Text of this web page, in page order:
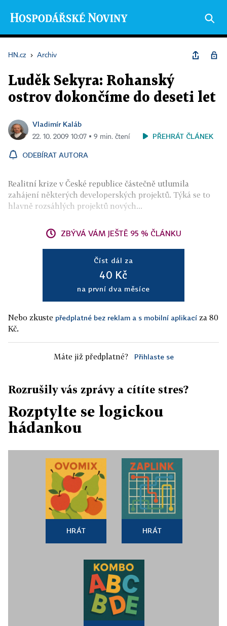
HN.cz › Archiv
Luděk Sekyra: Rohanský
ostrov dokončíme do deseti let
Vladimír Kaláb
22. 10. 2009 10:07 ▪ 9 min. čtení PŘEHRÁT ČLÁNEK
ODEBÍRAT AUTORA
Realitní krize v České republice částečně utlumila
zahájení některých developerských projektů. Týká se to
hlavně rozsáhlých projektů nových...
ZBÝVÁ VÁM JEŠTĚ 95 % ČLÁNKU
Číst dál za
40 Kč
na první dva měsíce
Nebo zkuste předplatné bez reklam a s mobilní aplikací za 80
Kč.
Máte již předplatné? Přihlaste se
Rozrušily vás zprávy a cítíte stres?
Rozptylte se logickou
hádankou
HRÁT HRÁT